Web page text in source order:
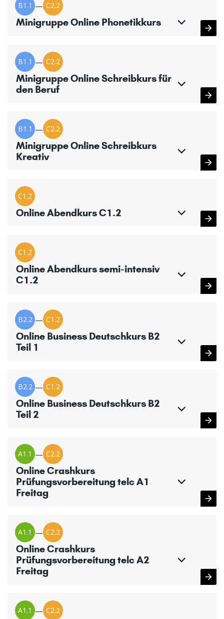
B1.1 — C2.2
Minigruppe Online Phonetikkurs
B1.1 — C2.2
Minigruppe Online Schreibkurs für
den Beruf
B1.1 — C2.2
Minigruppe Online Schreibkurs
Kreativ
C1.2
Online Abendkurs C1.2
C1.2
Online Abendkurs semi-intensiv
C1.2
B2.2 — C1.2
Online Business Deutschkurs B2
Teil 1
B2.2 — C1.2
Online Business Deutschkurs B2
Teil 2
A1.1 — C2.2
Online Crashkurs
Prüfungsvorbereitung telc A1
Freitag
A1.1 — C2.2
Online Crashkurs
Prüfungsvorbereitung telc A2
Freitag
A1.1 — C2.2